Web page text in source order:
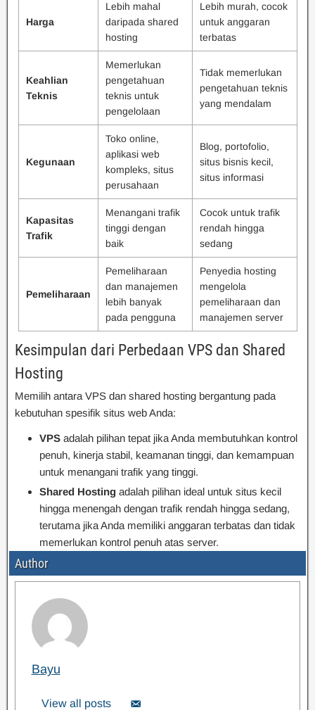
Harga
Lebih mahal
daripada shared
hosting
Lebih murah, cocok
untuk anggaran
terbatas
Keahlian
Teknis
Memerlukan
pengetahuan
teknis untuk
pengelolaan
Tidak memerlukan
pengetahuan teknis
yang mendalam
Kegunaan
Toko online,
aplikasi web
kompleks, situs
perusahaan
Blog, portofolio,
situs bisnis kecil,
situs informasi
Kapasitas
Trafik
Menangani trafik
tinggi dengan
baik
Cocok untuk trafik
rendah hingga
sedang
Pemeliharaan
Pemeliharaan
dan manajemen
lebih banyak
pada pengguna
Penyedia hosting
mengelola
pemeliharaan dan
manajemen server
Kesimpulan dari Perbedaan VPS dan Shared
Hosting
Memilih antara VPS dan shared hosting bergantung pada
kebutuhan spesifik situs web Anda:
VPS adalah pilihan tepat jika Anda membutuhkan kontrol
penuh, kinerja stabil, keamanan tinggi, dan kemampuan
untuk menangani trafik yang tinggi.
Shared Hosting adalah pilihan ideal untuk situs kecil
hingga menengah dengan trafik rendah hingga sedang,
terutama jika Anda memiliki anggaran terbatas dan tidak
memerlukan kontrol penuh atas server.
Author
Bayu
View all posts